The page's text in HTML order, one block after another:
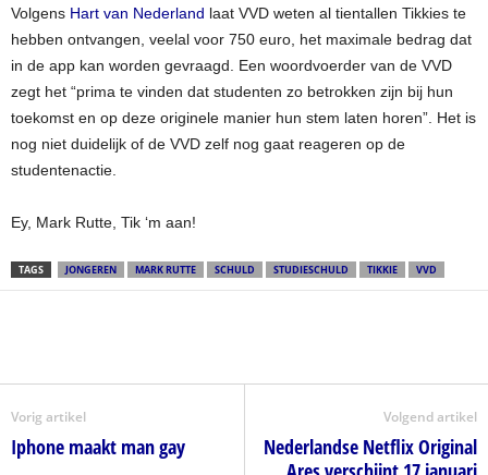
Volgens Hart van Nederland laat VVD weten al tientallen Tikkies te
hebben ontvangen, veelal voor 750 euro, het maximale bedrag dat
in de app kan worden gevraagd. Een woordvoerder van de VVD
zegt het “prima te vinden dat studenten zo betrokken zijn bij hun
toekomst en op deze originele manier hun stem laten horen”. Het is
nog niet duidelijk of de VVD zelf nog gaat reageren op de
studentenactie.
Ey, Mark Rutte, Tik ‘m aan!
TAGS JONGEREN MARK RUTTE SCHULD STUDIESCHULD TIKKIE VVD
Vorig artikel
Iphone maakt man gay
Volgend artikel
Nederlandse Netflix Original